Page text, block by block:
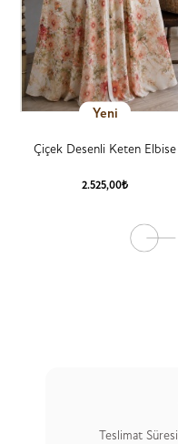
Yeni
Çiçek Desenli Keten Elbise
2.525,00₺
Teslimat Süresi